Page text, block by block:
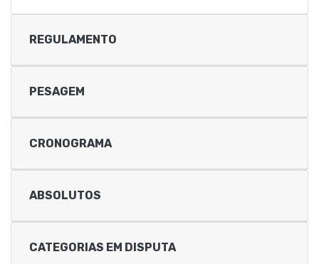
REGULAMENTO
PESAGEM
CRONOGRAMA
ABSOLUTOS
CATEGORIAS EM DISPUTA